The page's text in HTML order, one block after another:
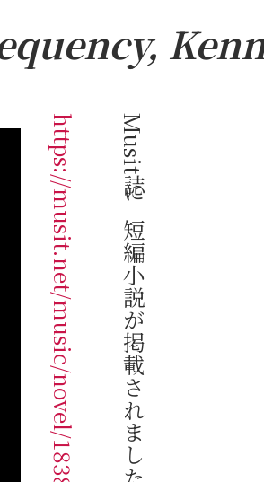
https://musit.net/music/novel/18384/